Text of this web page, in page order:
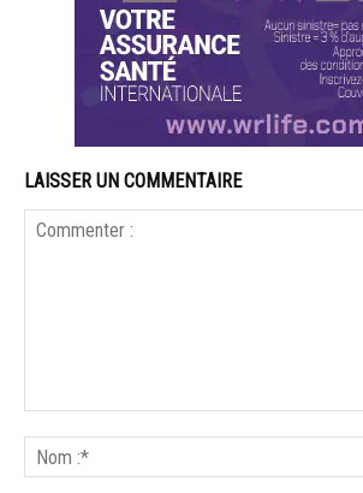
LAISSER UN COMMENTAIRE